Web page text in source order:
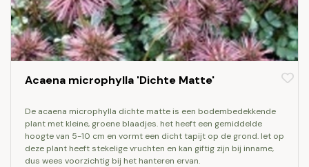
Acaena microphylla 'Dichte Matte'
de acaena microphylla dichte matte is een bodembedekkende
plant met kleine, groene blaadjes. het heeft een gemiddelde
hoogte van 5-10 cm en vormt een dicht tapijt op de grond. let op
deze plant heeft stekelige vruchten en kan giftig zijn bij inname,
dus wees voorzichtig bij het hanteren ervan.